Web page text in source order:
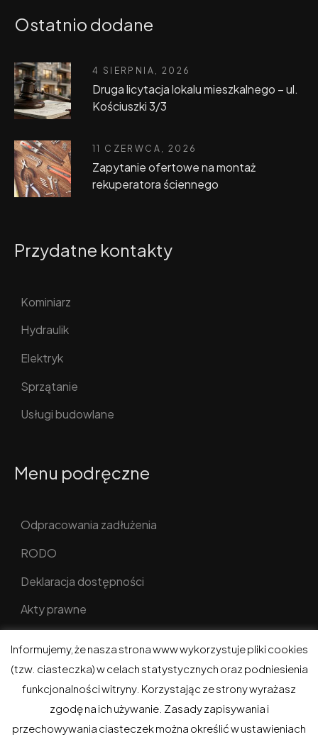
Ostatnio dodane
4 SIERPNIA, 2026
Druga licytacja lokalu mieszkalnego – ul.
Kościuszki 3/3
11 CZERWCA, 2026
Zapytanie ofertowe na montaż
rekuperatora ściennego
Przydatne kontakty
Kominiarz
Hydraulik
Elektryk
Sprzątanie
Usługi budowlane
Menu podręczne
Odpracowania zadłużenia
RODO
Deklaracja dostępności
Akty prawne
ADM w Gołdapi © 2026. Wszelkie prawa zastrzeżone.
Realizacja i hosting:eGoldap.pl.
Informujemy, że nasza strona www wykorzystuje pliki cookies
(tzw. ciasteczka) w celach statystycznych oraz podniesienia
funkcjonalności witryny. Korzystając ze strony wyrażasz
zgodę na ich używanie. Zasady zapisywania i
przechowywania ciasteczek można określić w ustawieniach